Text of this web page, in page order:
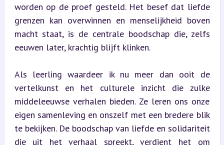
worden op de proef gesteld. Het besef dat liefde
grenzen kan overwinnen en menselijkheid boven
macht staat, is de centrale boodschap die, zelfs
eeuwen later, krachtig blijft klinken.
Als leerling waardeer ik nu meer dan ooit de
vertelkunst en het culturele inzicht die zulke
middeleeuwse verhalen bieden. Ze leren ons onze
eigen samenleving en onszelf met een bredere blik
te bekijken. De boodschap van liefde en solidariteit
die uit het verhaal spreekt, verdient het om